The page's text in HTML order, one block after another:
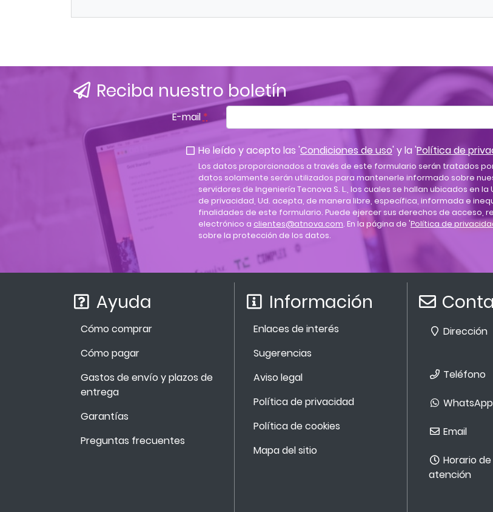
Reciba nuestro boletín
E-mail*
He leído y acepto las 'Condiciones de uso' y la 'Política de
Los datos proporcionados a través de este formulario serán tratados
datos solamente serán utilizados para mantenerle informado sobre
servidores de Ingeniería Tecnova S. L., los cuales se hallan ubicados en
de privacidad, Ud. acepta, de manera libre, específica, informada e
finalidades de este formulario. Puede ejercer sus derechos de acceso,
electrónico a clientes@atnova.com. En la página de 'Política de
sobre la protección de los datos.
Ayuda
Cómo comprar
Cómo pagar
Gastos de envío y plazos de
entrega
Garantías
Preguntas frecuentes
Información
Enlaces de interés
Sugerencias
Aviso legal
Política de privacidad
Política de cookies
Mapa del sitio
Dirección
Teléfono
WhatsApp
Email
Horario de
atención